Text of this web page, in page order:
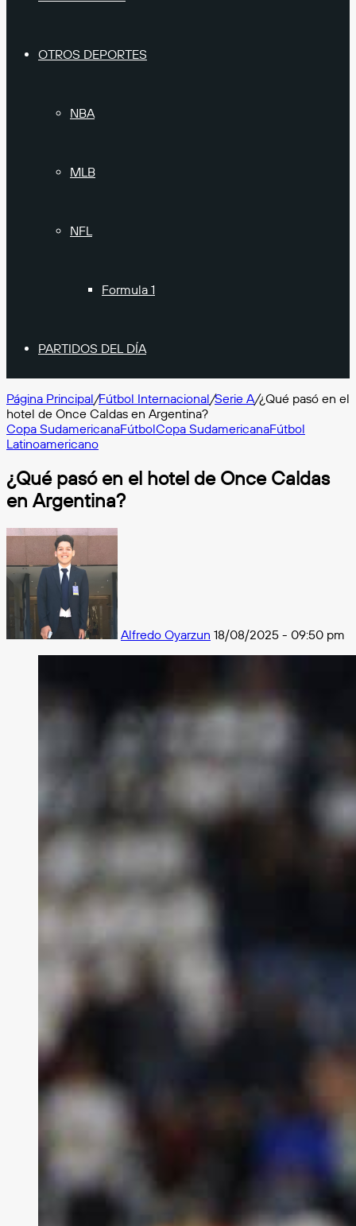
OTROS DEPORTES
NBA
MLB
NFL
Formula 1
PARTIDOS DEL DÍA
Página Principal/Fútbol Internacional/Serie A/¿Qué pasó en el
hotel de Once Caldas en Argentina?
Copa SudamericanaFútbolCopa SudamericanaFútbol
Latinoamericano
¿Qué pasó en el hotel de Once Caldas
en Argentina?
Alfredo Oyarzun 18/08/2025 - 09:50 pm